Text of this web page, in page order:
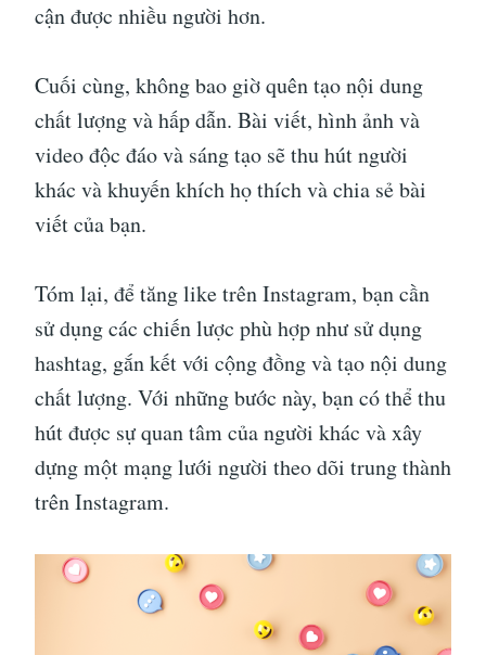
cận được nhiều người hơn.
Cuối cùng, không bao giờ quên tạo nội dung
chất lượng và hấp dẫn. Bài viết, hình ảnh và
video độc đáo và sáng tạo sẽ thu hút người
khác và khuyến khích họ thích và chia sẻ bài
viết của bạn.
Tóm lại, để tăng like trên Instagram, bạn cần
sử dụng các chiến lược phù hợp như sử dụng
hashtag, gắn kết với cộng đồng và tạo nội dung
chất lượng. Với những bước này, bạn có thể thu
hút được sự quan tâm của người khác và xây
dựng một mạng lưới người theo dõi trung thành
trên Instagram.